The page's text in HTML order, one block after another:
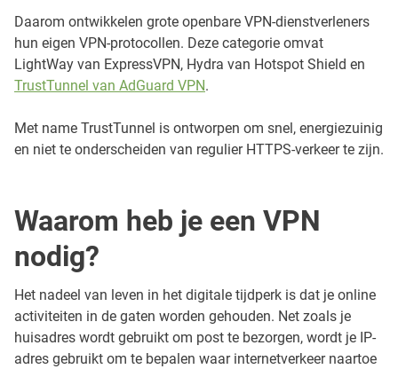
Daarom ontwikkelen grote openbare VPN-dienstverleners
hun eigen VPN-protocollen. Deze categorie omvat
LightWay van ExpressVPN, Hydra van Hotspot Shield en
TrustTunnel van AdGuard VPN.
Met name TrustTunnel is ontworpen om snel, energiezuinig
en niet te onderscheiden van regulier HTTPS-verkeer te zijn.
Waarom heb je een VPN
nodig?
Het nadeel van leven in het digitale tijdperk is dat je online
activiteiten in de gaten worden gehouden. Net zoals je
huisadres wordt gebruikt om post te bezorgen, wordt je IP-
adres gebruikt om te bepalen waar internetverkeer naartoe